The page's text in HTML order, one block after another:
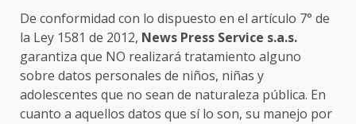
De conformidad con lo dispuesto en el artículo 7° de
la Ley 1581 de 2012, News Press Service s.a.s.
garantiza que NO realizará tratamiento alguno
sobre datos personales de niños, niñas y
adolescentes que no sean de naturaleza pública. En
cuanto a aquellos datos que sí lo son, su manejo por